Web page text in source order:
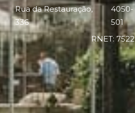
Rua da Restauração,
336
4050-
501
RNET: 7522